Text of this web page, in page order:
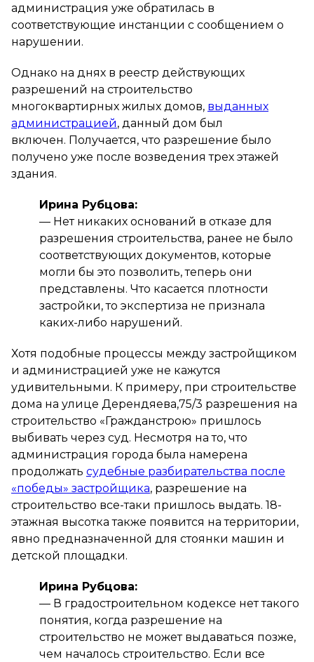
администрация уже обратилась в
соответствующие инстанции с сообщением о
нарушении.
Однако на днях в реестр действующих
разрешений на строительство
многоквартирных жилых домов, выданных
администрацией, данный дом был
включен. Получается, что разрешение было
получено уже после возведения трех этажей
здания.
Ирина Рубцова:
— Нет никаких оснований в отказе для
разрешения строительства, ранее не было
соответствующих документов, которые
могли бы это позволить, теперь они
представлены. Что касается плотности
застройки, то экспертиза не признала
каких-либо нарушений.
Хотя подобные процессы между застройщиком
и администрацией уже не кажутся
удивительными. К примеру, при строительстве
дома на улице Дерендяева,75/3 разрешения на
строительство «Гражданстрою» пришлось
выбивать через суд. Несмотря на то, что
администрация города была намерена
продолжать судебные разбирательства после
«победы» застройщика, разрешение на
строительство все-таки пришлось выдать. 18-
этажная высотка также появится на территории,
явно предназначенной для стоянки машин и
детской площадки.
Ирина Рубцова:
— В градостроительном кодексе нет такого
понятия, когда разрешение на
строительство не может выдаваться позже,
чем началось строительство. Если все